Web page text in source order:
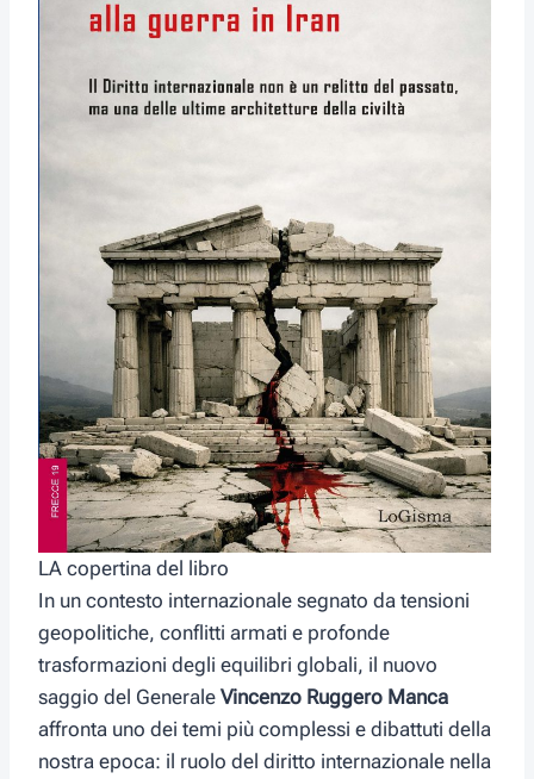
LA copertina del libro
In un contesto internazionale segnato da tensioni
geopolitiche, conflitti armati e profonde
trasformazioni degli equilibri globali, il nuovo
saggio del Generale Vincenzo Ruggero Manca
affronta uno dei temi più complessi e dibattuti della
nostra epoca: il ruolo del diritto internazionale nella